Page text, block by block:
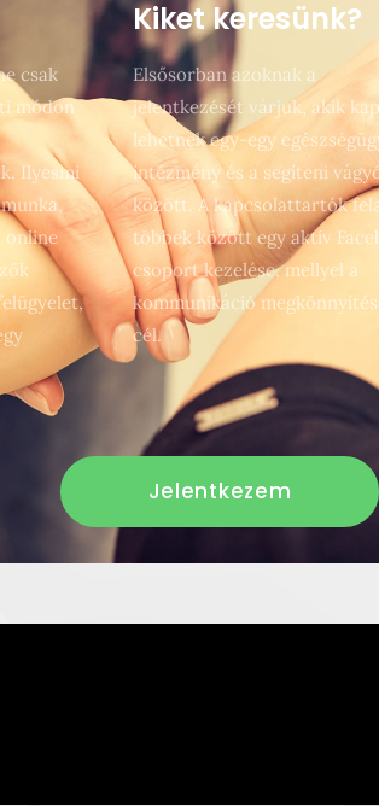
csak
módon
Ilyesmi
online
Kiket keresünk?
Elsősorban azoknak a
jelentkezését várjuk, akik
lehetnek egy-egy
intézmény és a segíteni
között. A kapcsolattartók
többek között egy aktív
csoport kezelése, mellyel a
kommunikáció
cél.
Jelentkezem